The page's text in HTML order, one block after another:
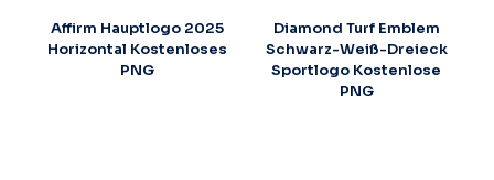
Affirm Hauptlogo 2025
Horizontal Kostenloses
PNG
Diamond Turf Emblem
Schwarz-Weiß-Dreieck
Sportlogo Kostenlose
PNG